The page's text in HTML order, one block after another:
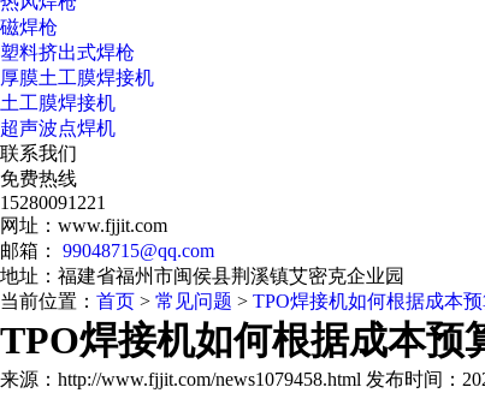
磁焊枪
塑料挤出式焊枪
厚膜土工膜焊接机
土工膜焊接机
超声波点焊机
联系我们
免费热线
15280091221
网址：www.fjjit.com
邮箱： 99048715@qq.com
地址：福建省福州市闽侯县荆溪镇艾密克企业园
当前位置： 首页 > 常见问题 > TPO焊接机如何根据成本
TPO焊接机如何根据成本预
来源：http://www.fjjit.com/news1079458.html 发布时间：